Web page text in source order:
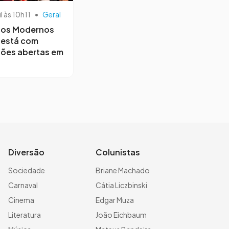
às 10h11 • Geral
Modernos
com
abertas em
Diversão
Sociedade
Carnaval
Cinema
Literatura
Colunistas
Briane Machado
Cátia Liczbinski
Edgar Muza
João Eichbaum